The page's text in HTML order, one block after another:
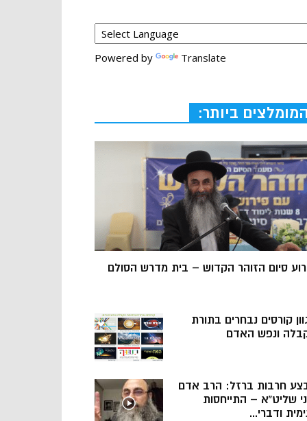
Powered by Translate
המומלצים ביותר:
סיום הזוהר הקדוש – בית מדרש הסולם
קורסים נבחרים בתורת
ונפש האדם
חרבות ברזל: הרב אדם
שליט”א – התייחסות
ודברי...